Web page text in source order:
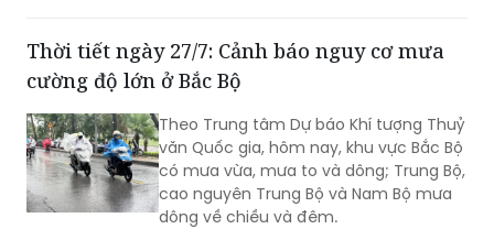
Thời tiết ngày 27/7: Cảnh báo nguy cơ mưa
cường độ lớn ở Bắc Bộ
Theo Trung tâm Dự báo Khí tượng Thuỷ
văn Quốc gia, hôm nay, khu vực Bắc Bộ
có mưa vừa, mưa to và dông; Trung Bộ,
cao nguyên Trung Bộ và Nam Bộ mưa
dông về chiều và đêm.